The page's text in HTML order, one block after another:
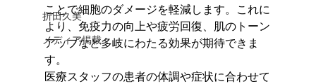
折田久美
メディア掲載
ことで細胞のダメージを軽減します。これに
より、免疫力の向上や疲労回復、肌のトーン
アップなど多岐にわたる効果が期待できま
す。
医療スタッフの患者の体調や症状に合わせて